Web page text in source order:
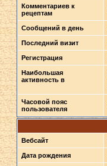
Комментариев к
рецептам
Сообщений в день
Последний визит
Регистрация
Наибольшая
активность в
Часовой пояс
пользователя
Вебсайт
Дата рождения